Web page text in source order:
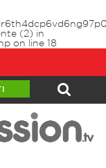
(2) in
on line 18